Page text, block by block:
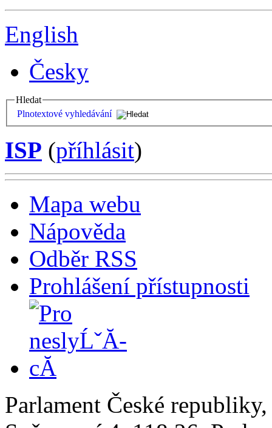
English
Česky
Hledat
Plnotextové vyhledávání
ISP (příhlásit)
Mapa webu
Nápověda
Odběr RSS
Prohlášení přístupnosti
Parlament České